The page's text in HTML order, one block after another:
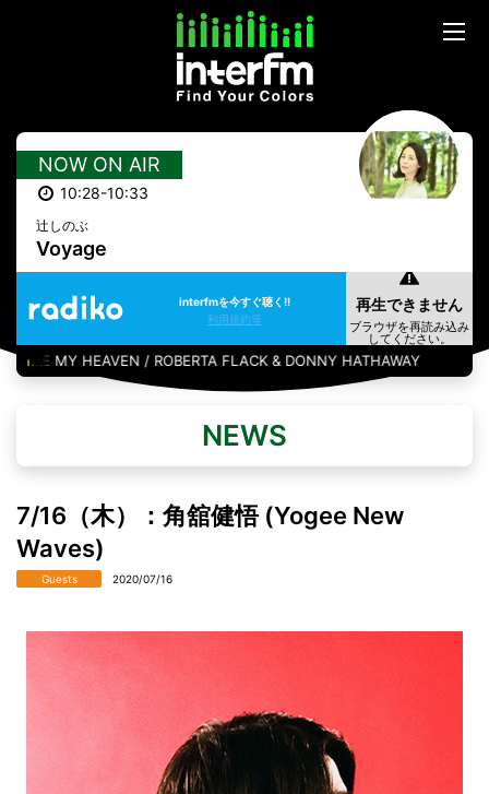
NOW ON AIR
10:28-10:33
辻しのぶ
Voyage
interfmを今すぐ聴く!!
利用規約等
MY HEAVEN / ROBERTA FLACK & DONNY HATHAWAY
NEWS
7/16（木）：角舘健悟 (Yogee New
Waves)
Guests 2020/07/16